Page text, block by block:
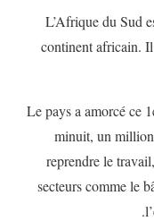
L’Afrique du Sud
continent africain.
Le pays a amorcé ce
minuit, un million
reprendre le
secteurs comme le